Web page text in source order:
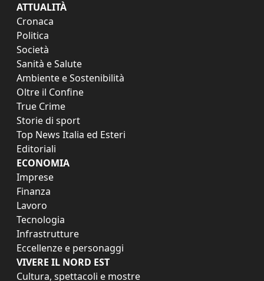
ATTUALITÀ
Cronaca
Politica
Società
Sanità e Salute
Ambiente e Sostenibilità
Oltre il Confine
True Crime
Storie di sport
Top News Italia ed Esteri
Editoriali
ECONOMIA
Imprese
Finanza
Lavoro
Tecnologia
Infrastrutture
Eccellenze e personaggi
VIVERE IL NORD EST
Cultura, spettacoli e mostre